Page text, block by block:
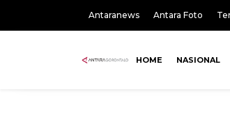
Antaranews Antara Foto
HOME NASIONAL